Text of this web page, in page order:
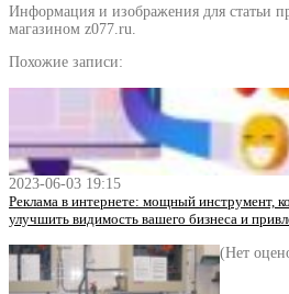
Информация и изображения для статьи
магазином z077.ru.
Похожие записи:
2023-06-03 19:15
Реклама в интернете: мощный инструмент,
улучшить видимость вашего бизнеса и
(Нет